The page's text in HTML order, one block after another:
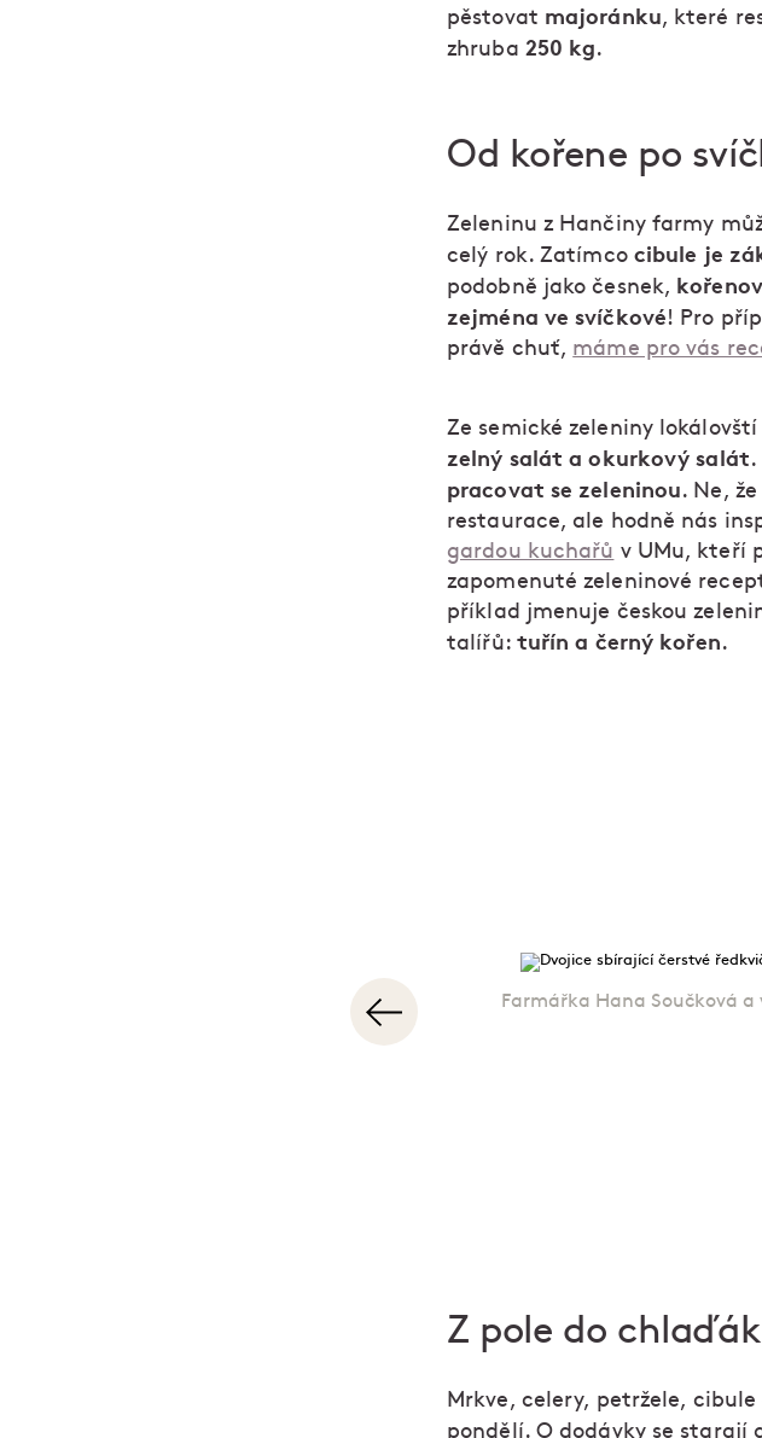
pěstovat majoránku, které
zhruba 250 kg.
Od kořene po
Zeleninu z Hančiny farmy
celý rok. Zatímco cibule je
podobně jako česnek,
zejména ve svíčkové! Pro
právě chuť, máme pro vás
Ze semické zeleniny
zelný salát a okurkový salát.
pracovat se zeleninou. Ne,
restaurace, ale hodně nás
gardou kuchařů v UMu, kteří
zapomenuté zeleninové
příklad jmenuje českou
talířů: tuřín a černý kořen.
Farmářka Hana Součková
Z pole do
Mrkve, celery, petržele,
pondělí. O dodávky se starají